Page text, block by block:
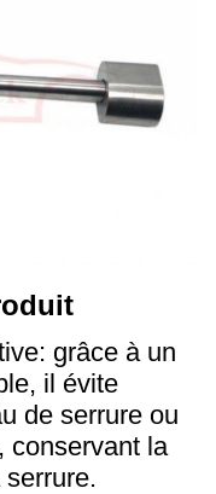
grâce à un
il évite
de serrure ou
conservant la